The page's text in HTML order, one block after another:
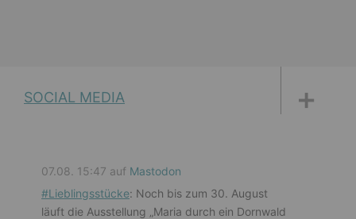
SOCIAL MEDIA
07.08. 15:47 auf Mastodon
#Lieblingsstücke: Noch bis zum 30. August
läuft die Ausstellung „Maria durch ein Dornwald